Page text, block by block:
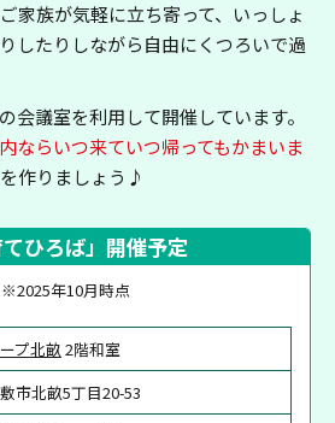
家族が気軽に立ち寄って、いっしょ
したりしながら自由にくつろいで過
会議室を利用して開催しています。
ならいつ来ていつ帰ってもかまいま
作りましょう♪
てひろば」開催予定
※2025年10月時点
プ北畝 2階和室
市北畝5丁目20-53